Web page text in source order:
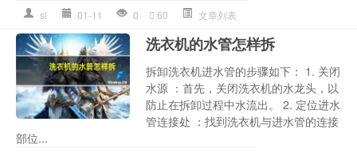
sl 01-11 0 60 文章列表
洗衣机的水管怎样拆
拆卸洗衣机进水管的步骤如下： 1. 关闭
水源 ：首先，关闭洗衣机的水龙头，以
防止在拆卸过程中水流出。 2. 定位进水
管连接处 ：找到洗衣机与进水管的连接
部位...